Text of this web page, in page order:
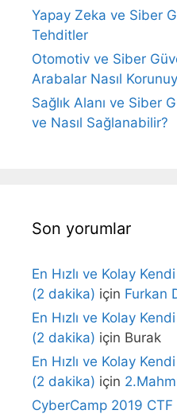
Yapay Zeka ve Siber
Tehditler
Otomotiv ve Siber
Arabalar Nasıl
Sağlık Alanı ve Siber
ve Nasıl Sağlanabilir?
Son yorumlar
En Hızlı ve Kolay
(2 dakika) için Furkan
En Hızlı ve Kolay
(2 dakika) için Burak
En Hızlı ve Kolay
(2 dakika) için
CyberCamp 2019